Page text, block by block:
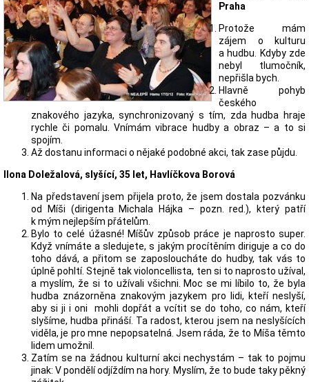
Praha
Protože mám
zájem o kulturu
a hudbu. Kdyby zde
nebyl tlumočník,
nepřišla bych.
Hlavně pohyb
českého
znakového jazyka, synchronizovaný s tím, zda hudba hraje
rychle či pomalu. Vnímám vibrace hudby a obraz – a to si
spojím.
Až dostanu informaci o nějaké podobné akci, tak zase půjdu.
Ilona Doležalová, slyšící, 35 let, Havlíčkova Borová
Na představení jsem přijela proto, že jsem dostala pozvánku
od Míši (dirigenta Michala Hájka – pozn. red.), který patří
k mým nejlepším přátelům.
Bylo to celé úžasné! Míšův způsob práce je naprosto super.
Když vnímáte a sledujete, s jakým procítěním diriguje a co do
toho dává, a přitom se zaposloucháte do hudby, tak vás to
úplně pohltí. Stejně tak violoncellista, ten si to naprosto užíval,
a myslím, že si to užívali všichni. Moc se mi líbilo to, že byla
hudba znázorněna znakovým jazykem pro lidi, kteří neslyší,
aby si ji i oni mohli dopřát a vcítit se do toho, co nám, kteří
slyšíme, hudba přináší. Ta radost, kterou jsem na neslyšících
viděla, je pro mne nepopsatelná. Jsem ráda, že to Míša těmto
lidem umožnil.
Zatím se na žádnou kulturní akci nechystám – tak to pojmu
jinak: V pondělí odjíždím na hory. Myslím, že to bude taky pěkný